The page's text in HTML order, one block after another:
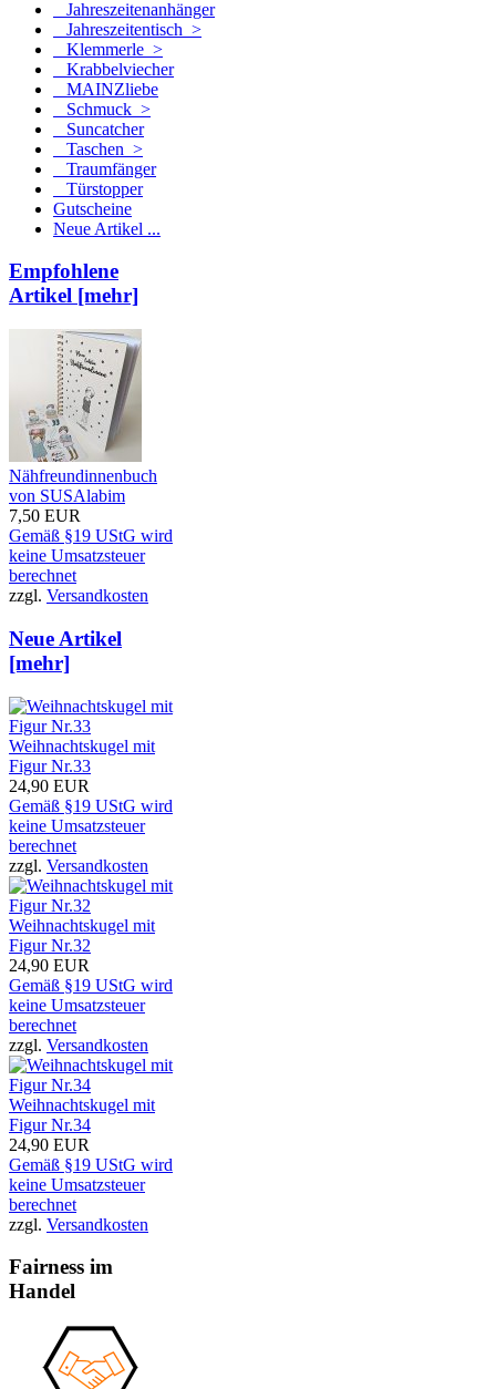
Jahreszeitenanhänger
Jahreszeitentisch >
Klemmerle >
Krabbelviecher
MAINZliebe
Schmuck >
Suncatcher
Taschen >
Traumfänger
Türstopper
Gutscheine
Neue Artikel ...
Empfohlene
Artikel [mehr]
Nähfreundinnenbuch
von SUSAlabim
7,50 EUR
Gemäß §19 UStG wird
keine Umsatzsteuer
berechnet
zzgl. Versandkosten
Neue Artikel
[mehr]
Weihnachtskugel mit
Figur Nr.33
24,90 EUR
Gemäß §19 UStG wird
keine Umsatzsteuer
berechnet
zzgl. Versandkosten
Weihnachtskugel mit
Figur Nr.32
24,90 EUR
Gemäß §19 UStG wird
keine Umsatzsteuer
berechnet
zzgl. Versandkosten
Weihnachtskugel mit
Figur Nr.34
24,90 EUR
Gemäß §19 UStG wird
keine Umsatzsteuer
berechnet
zzgl. Versandkosten
Fairness im
Handel